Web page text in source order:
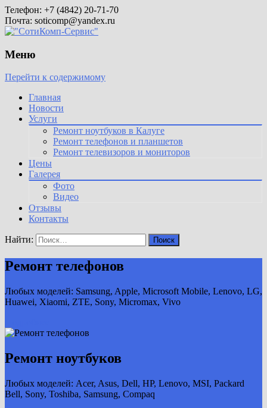
Телефон: +7 (4842) 20-71-70
Почта: soticomp@yandex.ru
Меню
Перейти к содержимому
Главная
Новости
Услуги
Ремонт ноутбуков в Калуге
Ремонт телефонов и планшетов
Ремонт телевизоров и мониторов
Цены
Галерея
Фото
Видео
Отзывы
Контакты
Найти:
Ремонт телефонов
Любых моделей: Samsung, Apple, Microsoft Mobile, Lenovo, LG,
Huawei, Xiaomi, ZTE, Sony, Micromax, Vivo
Ремонт ноутбуков
Любых моделей: Acer, Asus, Dell, HP, Lenovo, MSI, Packard
Bell, Sony, Toshiba, Samsung, Compaq